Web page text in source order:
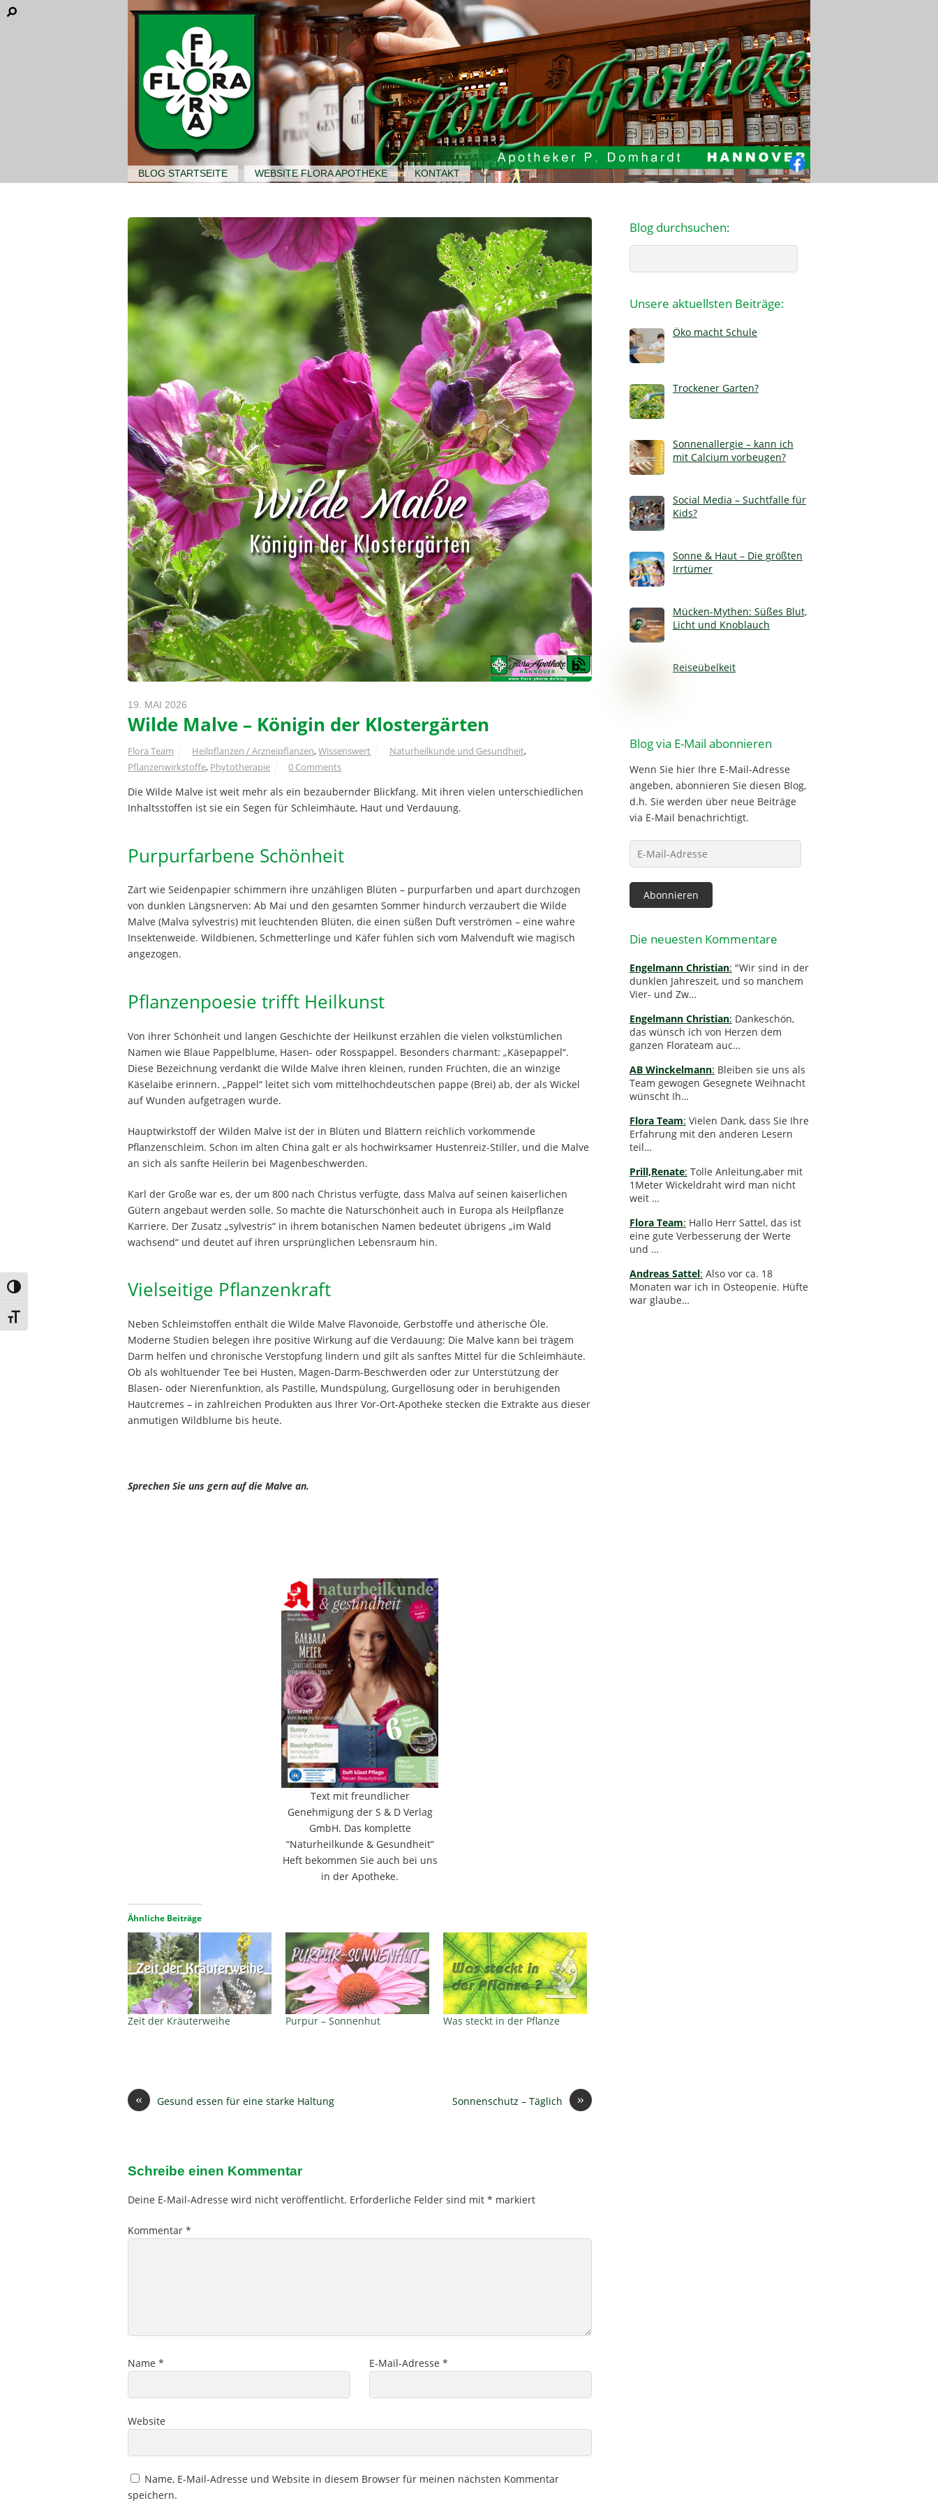
Umschalten auf hohe Kontraste
Schrift vergrößern
BLOG STARTSEITE WEBSITE FLORA APOTHEKE KONTAKT
Facebook
19. MAI 2026
Wilde Malve – Königin der Klostergärten
Flora Team Heilpflanzen / Arzneipflanzen,Wissenswert Naturheilkunde und Gesundheit,
Pflanzenwirkstoffe, Phytotherapie 0 Comments
Die Wilde Malve ist weit mehr als ein bezaubernder Blickfang. Mit ihren vielen unterschiedlichen
Inhaltsstoffen ist sie ein Segen für Schleimhäute, Haut und Verdauung.
Purpurfarbene Schönheit
Zart wie Seidenpapier schimmern ihre unzähligen Blüten – purpurfarben und apart durchzogen
von dunklen Längsnerven: Ab Mai und den gesamten Sommer hindurch verzaubert die Wilde
Malve (Malva sylvestris) mit leuchtenden Blüten, die einen süßen Duft verströmen – eine wahre
Insektenweide. Wildbienen, Schmetterlinge und Käfer fühlen sich vom Malvenduft wie magisch
angezogen.
Pflanzenpoesie trifft Heilkunst
Von ihrer Schönheit und langen Geschichte der Heilkunst erzählen die vielen volkstümlichen
Namen wie Blaue Pappelblume, Hasen- oder Rosspappel. Besonders charmant: „Käsepappel“.
Diese Bezeichnung verdankt die Wilde Malve ihren kleinen, runden Früchten, die an winzige
Käselaibe erinnern. „Pappel“ leitet sich vom mittelhochdeutschen pappe (Brei) ab, der als Wickel
auf Wunden aufgetragen wurde.
Hauptwirkstoff der Wilden Malve ist der in Blüten und Blättern reichlich vorkommende
Pflanzenschleim. Schon im alten China galt er als hochwirksamer Hustenreiz-Stiller, und die Malve
an sich als sanfte Heilerin bei Magenbeschwerden.
Karl der Große war es, der um 800 nach Christus verfügte, dass Malva auf seinen kaiserlichen
Gütern angebaut werden solle. So machte die Naturschönheit auch in Europa als Heilpflanze
Karriere. Der Zusatz „sylvestris“ in ihrem botanischen Namen bedeutet übrigens „im Wald
wachsend“ und deutet auf ihren ursprünglichen Lebensraum hin.
Vielseitige Pflanzenkraft
Neben Schleimstoffen enthält die Wilde Malve Flavonoide, Gerbstoffe und ätherische Öle.
Moderne Studien belegen ihre positive Wirkung auf die Verdauung: Die Malve kann bei trägem
Darm helfen und chronische Verstopfung lindern und gilt als sanftes Mittel für die Schleimhäute.
Ob als wohltuender Tee bei Husten, Magen-Darm-Beschwerden oder zur Unterstützung der
Blasen- oder Nierenfunktion, als Pastille, Mundspülung, Gurgellösung oder in beruhigenden
Hautcremes – in zahlreichen Produkten aus Ihrer Vor-Ort-Apotheke stecken die Extrakte aus dieser
anmutigen Wildblume bis heute.
Sprechen Sie uns gern auf die Malve an.
Text mit freundlicher
Genehmigung der S & D Verlag
GmbH. Das komplette
“Naturheilkunde & Gesundheit”
Heft bekommen Sie auch bei uns
in der Apotheke.
Ähnliche Beiträge
Zeit der Kräuterweihe Purpur – Sonnenhut Was steckt in der Pflanze
« Gesund essen für eine starke Haltung »
Sonnenschutz – Täglich
Schreibe einen Kommentar
Deine E-Mail-Adresse wird nicht veröffentlicht. Erforderliche Felder sind mit * markiert
Kommentar *
Name * E-Mail-Adresse *
Website
Name, E-Mail-Adresse und Website in diesem Browser für meinen nächsten Kommentar
speichern.
Blog durchsuchen:
Unsere aktuellsten Beiträge:
Öko macht Schule
Trockener Garten?
Sonnenallergie – kann ich
mit Calcium vorbeugen?
Social Media – Suchtfalle für
Kids?
Sonne & Haut – Die größten
Irrtümer
Mücken-Mythen: Süßes Blut,
Licht und Knoblauch
Reiseübelkeit
Blog via E-Mail abonnieren
Wenn Sie hier Ihre E-Mail-Adresse
angeben, abonnieren Sie diesen Blog,
d.h. Sie werden über neue Beiträge
via E-Mail benachrichtigt.
Mail-
Adresse
Abonnieren
Die neuesten Kommentare
Engelmann Christian: "Wir sind in der
dunklen Jahreszeit, und so manchem
Vier- und Zw…
Engelmann Christian: Dankeschön,
das wünsch ich von Herzen dem
ganzen Florateam auc…
AB Winckelmann: Bleiben sie uns als
Team gewogen Gesegnete Weihnacht
wünscht Ih…
Flora Team: Vielen Dank, dass Sie Ihre
Erfahrung mit den anderen Lesern
teil…
Prill,Renate: Tolle Anleitung,aber mit
1Meter Wickeldraht wird man nicht
weit …
Flora Team: Hallo Herr Sattel, das ist
eine gute Verbesserung der Werte
und …
Andreas Sattel: Also vor ca. 18
Monaten war ich in Osteopenie. Hüfte
war glaube…